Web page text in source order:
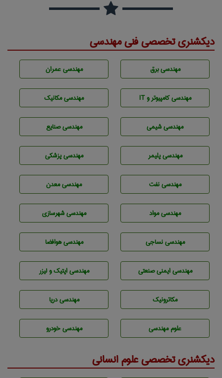
دیکشنری تخصصی فنی مهندسی
مهندسی برق مهندسی عمران
مهندسی كامپيوتر و IT مهندسی مکانیک
مهندسي شيمی مهندسی صنايع
مهندسی پليمر مهندسی پزشکی
مهندسی نفت مهندسی معدن
مهندسی مواد مهندسی شهرسازی
مهندسي نساجی مهندسی هوافضا
مهندسی ایمنی صنعتی مهندسی اپتیک و لیزر
مکاترونیک مهندسی دریا
علوم مهندسی مهندسی خودرو
دیکشنری تخصصی علوم انسانی